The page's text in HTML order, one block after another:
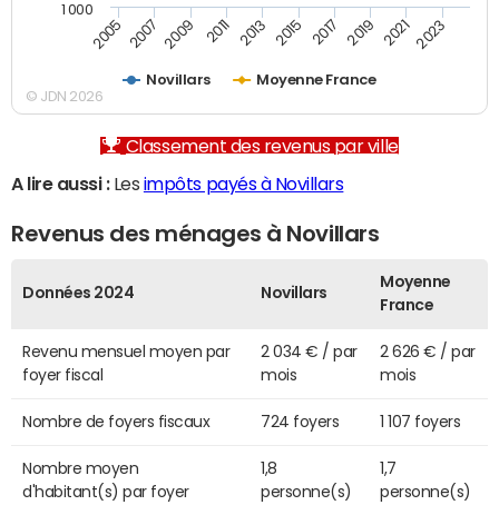
Novillars Moyenne France
2005 2007 2009 2011 2013 2015 2017 2019 2021 2023
1 000
© JDN 2026
Classement des revenus par ville
A lire aussi :Les impôts payés à Novillars
Revenus des ménages à Novillars
Données 2024 Novillars
Moyenne
France
Revenu mensuel moyen par
foyer fiscal
2 034 € / par
mois
2 626 € / par
mois
Nombre de foyers fiscaux 724 foyers 1 107 foyers
Nombre moyen
d'habitant(s) par foyer
1,8
personne(s)
1,7
personne(s)